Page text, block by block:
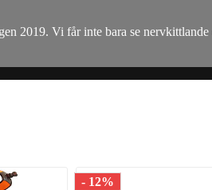
2019. Vi får inte bara se
- 12%